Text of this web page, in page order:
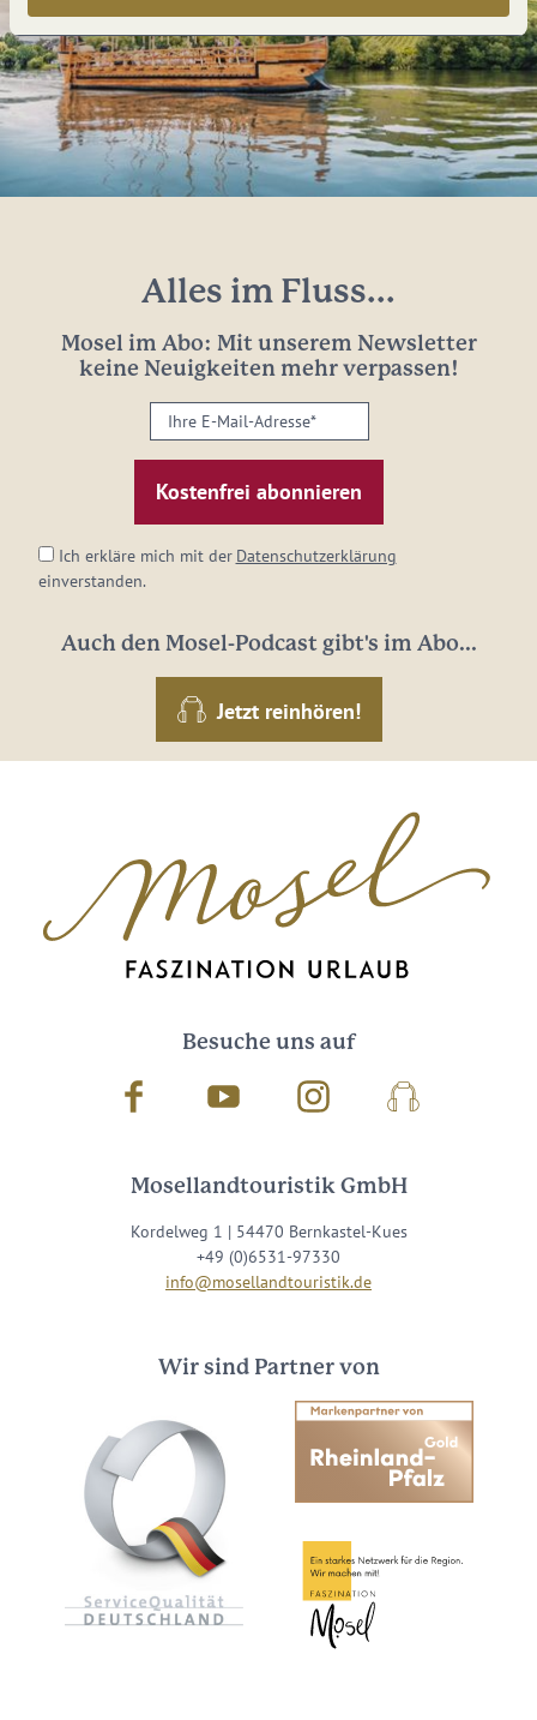
Alles im Fluss...
Mosel im Abo: Mit unserem Newsletter
keine Neuigkeiten mehr verpassen!
Ihre
E-
Mail-
Adresse:
Ich erkläre mich mit der Datenschutzerklärung
einverstanden.
Auch den Mosel-Podcast gibt's im Abo...
Jetzt reinhören!
Besuche uns auf
Facebook Youtube InstagramPodcast
Mosellandtouristik GmbH
Kordelweg 1 | 54470 Bernkastel-Kues
+49 (0)6531-97330
info@mosellandtouristik.de
Wir sind Partner von